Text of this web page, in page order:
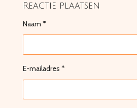
Reactie plaatsen
Naam *
E-mailadres *